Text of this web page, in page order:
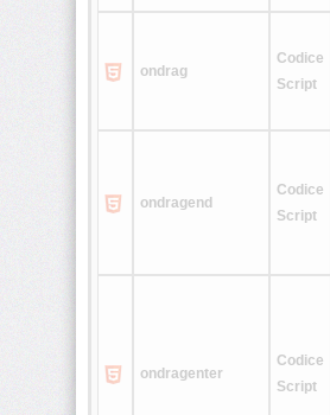
liquid
Whois
ondrag
Codice
Script
ondragend
Codice
Script
ondragenter
Codice
Script